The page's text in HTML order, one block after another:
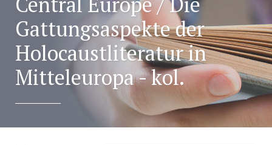
Gattungsaspekte der
Holocaustliteratur in
Mitteleuropa - kol.